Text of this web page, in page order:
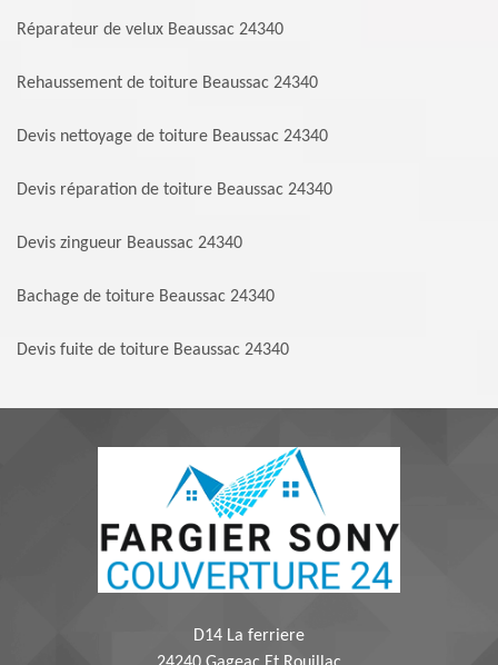
Réparateur de velux Beaussac 24340
Rehaussement de toiture Beaussac 24340
Devis nettoyage de toiture Beaussac 24340
Devis réparation de toiture Beaussac 24340
Devis zingueur Beaussac 24340
Bachage de toiture Beaussac 24340
Devis fuite de toiture Beaussac 24340
D14 La ferriere